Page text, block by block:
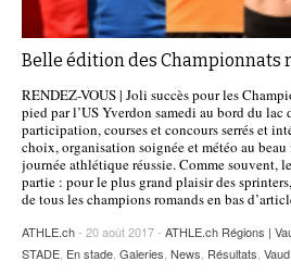
Belle édition des Championnats
RENDEZ-VOUS | Joli succès pour les
pied par l’US Yverdon samedi au bord du
participation, courses et concours serrés et
choix, organisation soignée et météo au
journée athlétique réussie. Comme souvent,
partie : pour le plus grand plaisir des
de tous les champions romands en bas
ATHLE.ch- 20 août 2017 - ATHLE.ch Régions |
STADE En stade Galeries News Résultats